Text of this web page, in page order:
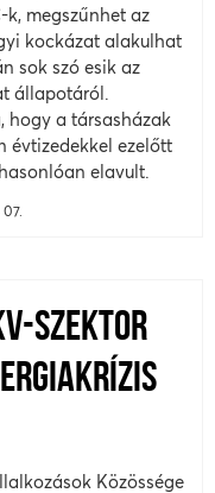
megszűnhet az
kockázat alakulhat
sok szó esik az
állapotáról.
hogy a társasházak
évtizedekkel ezelőtt
elavult.
SZEKTOR
Közössége